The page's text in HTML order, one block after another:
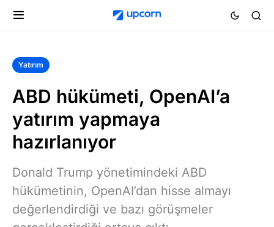
Yatırım
ABD hükümeti, OpenAI’a
yatırım yapmaya
hazırlanıyor
Donald Trump yönetimindeki ABD
hükümetinin, OpenAI’dan hisse almayı
değerlendirdiği ve bazı görüşmeler